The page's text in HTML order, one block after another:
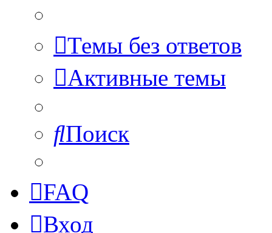
Темы без ответов
Активные темы
Поиск
FAQ
Вход